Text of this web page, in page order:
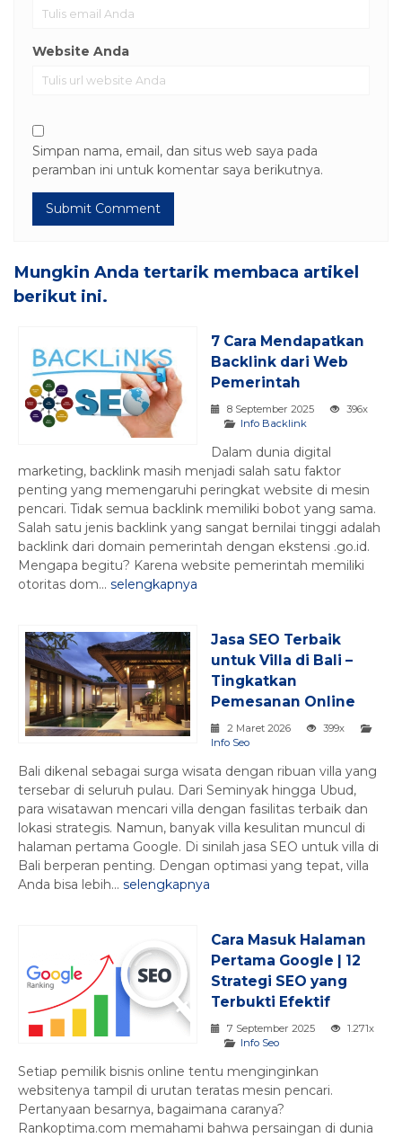
Website Anda
Simpan nama, email, dan situs web saya pada
peramban ini untuk komentar saya berikutnya.
Mungkin Anda tertarik membaca artikel
berikut ini.
7 Cara Mendapatkan
Backlink dari Web
Pemerintah
8 September 2025
396x
Info Backlink
Dalam dunia digital
marketing, backlink masih menjadi salah satu faktor
penting yang memengaruhi peringkat website di mesin
pencari. Tidak semua backlink memiliki bobot yang sama.
Salah satu jenis backlink yang sangat bernilai tinggi adalah
backlink dari domain pemerintah dengan ekstensi .go.id.
Mengapa begitu? Karena website pemerintah memiliki
otoritas dom... selengkapnya
Jasa SEO Terbaik
untuk Villa di Bali –
Tingkatkan
Pemesanan Online
2 Maret 2026
399x
Info Seo
Bali dikenal sebagai surga wisata dengan ribuan villa yang
tersebar di seluruh pulau. Dari Seminyak hingga Ubud,
para wisatawan mencari villa dengan fasilitas terbaik dan
lokasi strategis. Namun, banyak villa kesulitan muncul di
halaman pertama Google. Di sinilah jasa SEO untuk villa di
Bali berperan penting. Dengan optimasi yang tepat, villa
Anda bisa lebih... selengkapnya
Cara Masuk Halaman
Pertama Google | 12
Strategi SEO yang
Terbukti Efektif
7 September 2025
1.271x
Info Seo
Setiap pemilik bisnis online tentu menginginkan
websitenya tampil di urutan teratas mesin pencari.
Pertanyaan besarnya, bagaimana caranya?
Rankoptima.com memahami bahwa persaingan di dunia